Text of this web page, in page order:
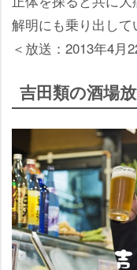
解明にも乗り出して
＜放送：2013年4月
吉田類の酒場